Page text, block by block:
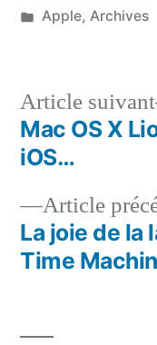
par
Publié
Apple, Archives
l’article
Article
La joie de la
Time
Article suivant
Mac OS X
iOS…